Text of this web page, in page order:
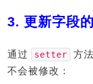
3. 更新字段
通过 setter
方
不会被修改：